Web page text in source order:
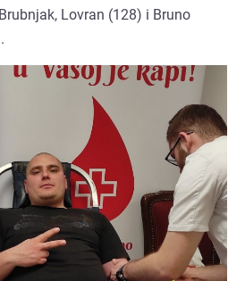
Lovran (128) i Bruno